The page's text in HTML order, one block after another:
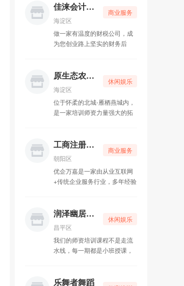
大小货车出租，长短途运输，
车辆丰富，贴心服务，价格更
贴心！恭候你的来电！
商业服务
佳涞会计代账
海淀区
做一家有温度的财税公司，成
为您创业路上坚实的财务后
欲立而立人，己欲达而达人”的
经营理念，先人后己，共创共
赢。
休闲娱乐
原生态农家乐
海淀区
位于怀柔的北城-雁栖燕城内，
是一家培训师资力量强大的拓
户外及室内拓展训练活动。
商业服务
工商注册一条龙
朝阳区
优企万嘉是一家由从业互联网
+传统企业服务行业，多年经验
账、资质申请、知识产权等企
业全生命周期的一站式企业服
务公司。
休闲娱乐
润泽幽居瑜伽
昌平区
我们的师资培训课程不是走流
水线，每一期都是小班授课，
生真正领略瑜伽真谛，走进瑜
乐舞者舞蹈